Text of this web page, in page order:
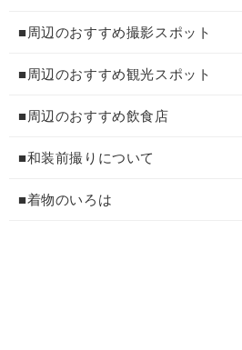
■周辺のおすすめ撮影スポット
■周辺のおすすめ観光スポット
■周辺のおすすめ飲食店
■和装前撮りについて
■着物のいろは